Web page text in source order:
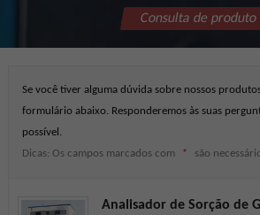
Consulta de produto
Se você tiver alguma dúvida sobre nossos
formulário abaixo. Responderemos às suas
possível.
Dicas: Os campos marcados com
* são
Analisador de Sorção de